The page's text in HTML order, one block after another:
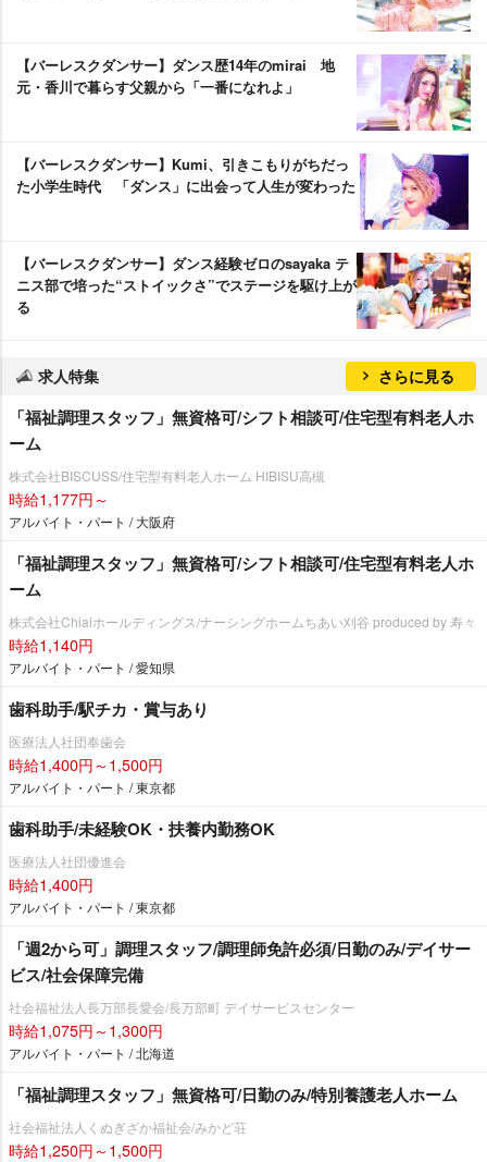
【バーレスクダンサー】ダンス歴14年のmirai 地
元・香川で暮らす父親から「一番になれよ」
【バーレスクダンサー】Kumi、引きこもりがちだっ
た小学生時代 「ダンス」に出会って人生が変わった
【バーレスクダンサー】ダンス経験ゼロのsayaka テ
ニス部で培った“ストイックさ”でステージを駆け上が
る
求人特集 さらに見る
「福祉調理スタッフ」無資格可/シフト相談可/住宅型有料老人ホ
ーム
株式会社BISCUSS/住宅型有料老人ホーム HIBISU高槻
時給1,177円～
アルバイト・パート / 大阪府
「福祉調理スタッフ」無資格可/シフト相談可/住宅型有料老人ホ
ーム
株式会社Chiaiホールディングス/ナーシングホームちあい刈谷 produced by 寿々
時給1,140円
アルバイト・パート / 愛知県
歯科助手/駅チカ・賞与あり
医療法人社団奉歯会
時給1,400円～1,500円
アルバイト・パート / 東京都
歯科助手/未経験OK・扶養内勤務OK
医療法人社団優進会
時給1,400円
アルバイト・パート / 東京都
「週2から可」調理スタッフ/調理師免許必須/日勤のみ/デイサー
ビス/社会保障完備
社会福祉法人長万部長愛会/長万部町 デイサービスセンター
時給1,075円～1,300円
アルバイト・パート / 北海道
「福祉調理スタッフ」無資格可/日勤のみ/特別養護老人ホーム
社会福祉法人くぬぎざか福祉会/みかど荘
時給1,250円～1,500円